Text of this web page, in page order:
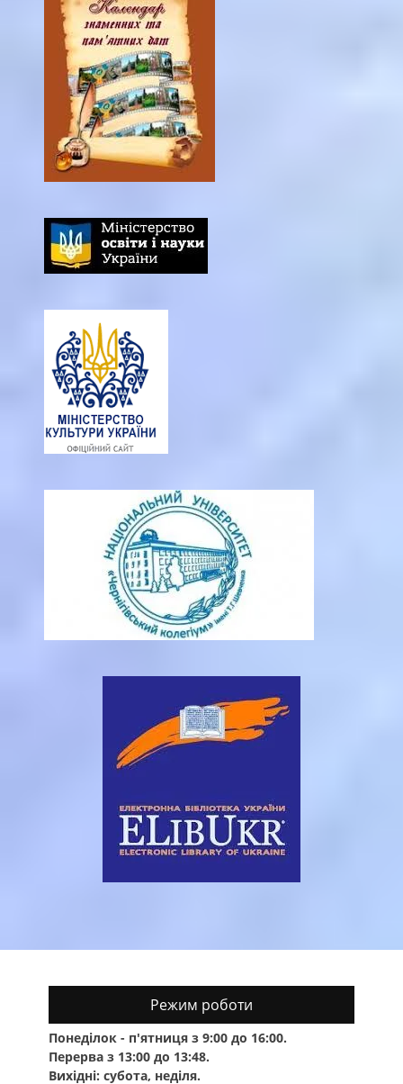
Режим роботи
Понеділок - п'ятниця з 9:00 до 16:00.
Перерва з 13:00 до 13:48.
Вихідні: субота, неділя.